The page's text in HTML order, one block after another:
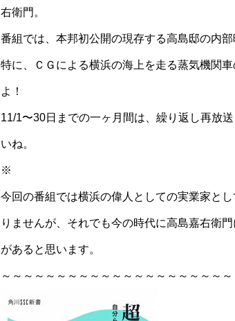
右衛門。
番組では、本邦初公開の現存する高島邸の内
特に、ＣＧによる横浜の海上を走る蒸気機関
よ！
11/1〜30日までの一ヶ月間は、繰り返し再放
いね。
※
今回の番組では横浜の偉人としての実業家と
りませんが、それでも今の時代に高島嘉右衛
があると思います。
～～～～～～～～～～～～～～～～～～～～～